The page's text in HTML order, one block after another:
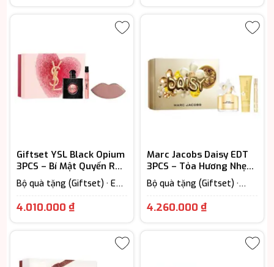
Giftset YSL Black Opium
3PCS – Bí Mật Quyến Rũ
Của Phụ Nữ Hiện Đại
Bộ quà tặng (Giftset) · EDP
hương từ 7-12h) · Nước Hoa
4.010.000₫
Marc Jacobs Daisy EDT
3PCS – Tỏa Hương Nhẹ
Nhàng, Gây Thương Nhớ
Bộ quà tặng (Giftset) ·
hương từ 3-6h) · Floral –
4.260.000 ₫